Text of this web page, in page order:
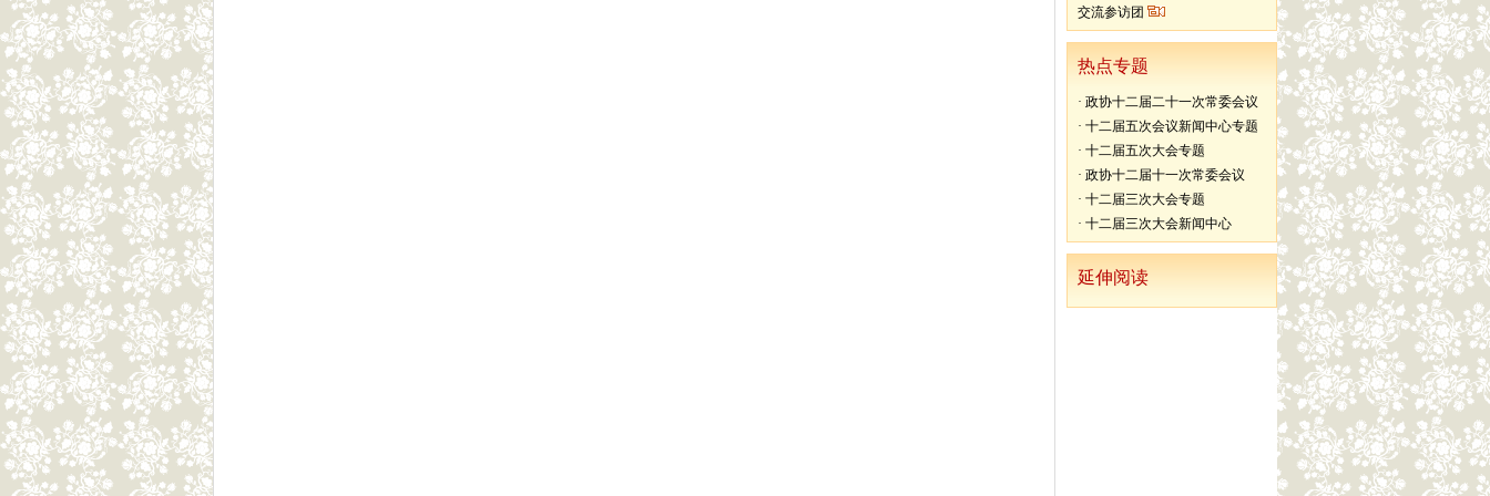
交流参访团
热点专题
·政协十二届二十一次常委会议
·十二届五次会议新闻中心专题
·十二届五次大会专题
·政协十二届十一次常委会议
·十二届三次大会专题
·十二届三次大会新闻中心
延伸阅读